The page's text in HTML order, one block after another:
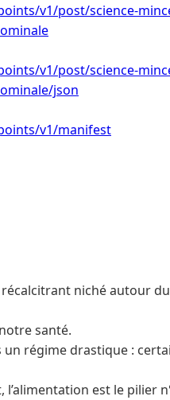
v1/post/science-
v1/post/science-
json
v1/manifest
niché autour
santé.
régime drastique :
est le pilier